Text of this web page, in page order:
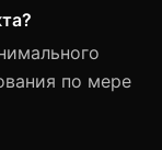
по мере